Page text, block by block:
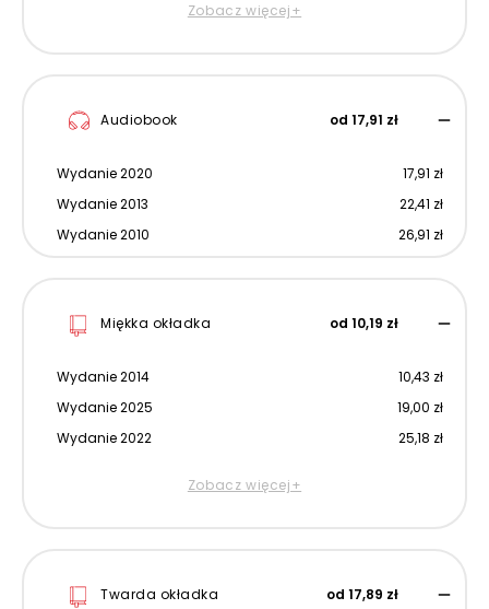
Zobacz więcej+
Audiobook od 17,91 zł
Wydanie 2020
17,91 zł
Wydanie 2013
22,41 zł
Wydanie 2010
26,91 zł
Miękka okładka od 10,19 zł
Wydanie 2014
10,43 zł
Wydanie 2025
19,00 zł
Wydanie 2022
25,18 zł
Zobacz więcej+
Twarda okładka od 17,89 zł